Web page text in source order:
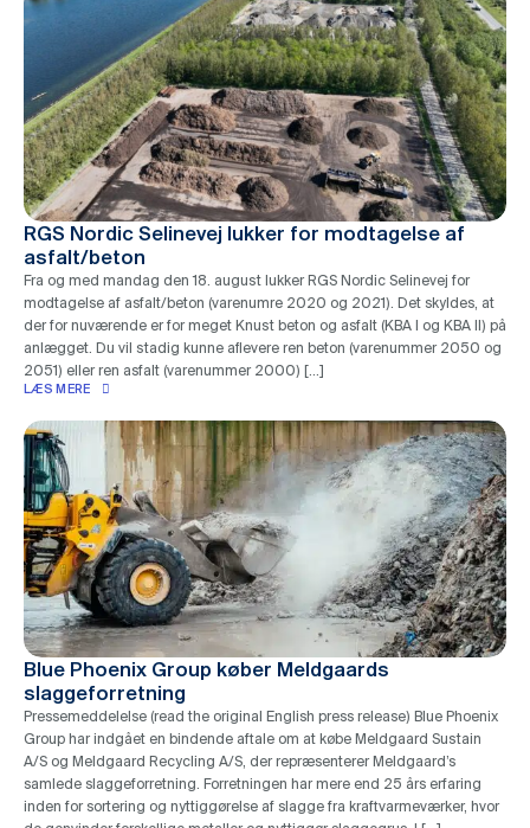
RGS Nordic Selinevej lukker for modtagelse af
asfalt/beton
Fra og med mandag den 18. august lukker RGS Nordic Selinevej for
modtagelse af asfalt/beton (varenumre 2020 og 2021). Det skyldes, at
der for nuværende er for meget Knust beton og asfalt (KBA I og KBA II) på
anlægget. Du vil stadig kunne aflevere ren beton (varenummer 2050 og
2051) eller ren asfalt (varenummer 2000) […]
LÆS MERE
Blue Phoenix Group køber Meldgaards
slaggeforretning
Pressemeddelelse (read the original English press release) Blue Phoenix
Group har indgået en bindende aftale om at købe Meldgaard Sustain
A/S og Meldgaard Recycling A/S, der repræsenterer Meldgaard’s
samlede slaggeforretning. Forretningen har mere end 25 års erfaring
inden for sortering og nyttiggørelse af slagge fra kraftvarmeværker, hvor